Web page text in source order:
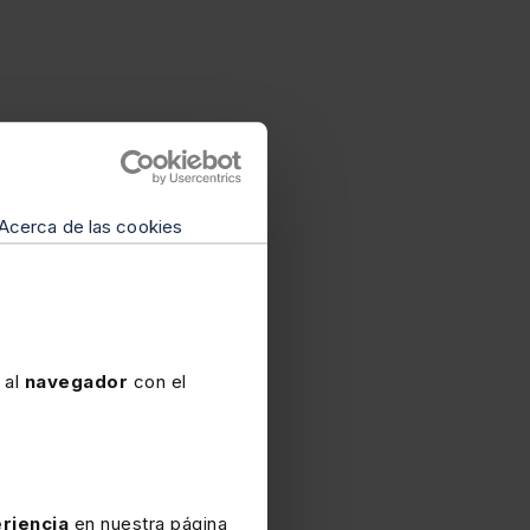
de las cookies
navegador con el
en nuestra página